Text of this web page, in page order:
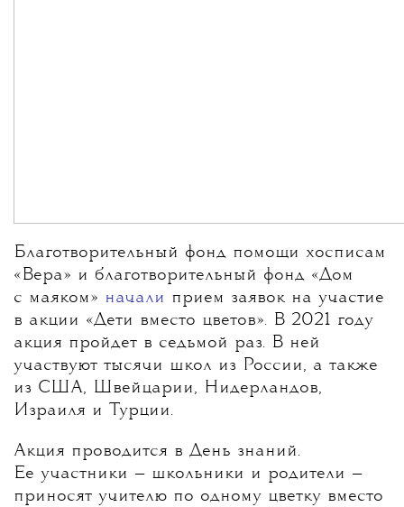
Благотворительный фонд помощи хосписам
«Вера» и благотворительный фонд «Дом
с маяком» начали прием заявок на участие
в акции «Дети вместо цветов». В 2021 году
акция пройдет в седьмой раз. В ней
участвуют тысячи школ из России, а также
из США, Швейцарии, Нидерландов,
Израиля и Турции.
Акция проводится в День знаний.
Ее участники — школьники и родители —
приносят учителю по одному цветку вместо